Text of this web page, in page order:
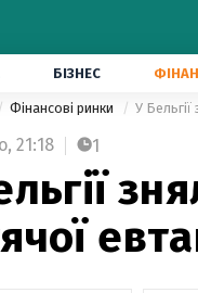
БІЗНЕС
Фінансові ринки У
21:18 1